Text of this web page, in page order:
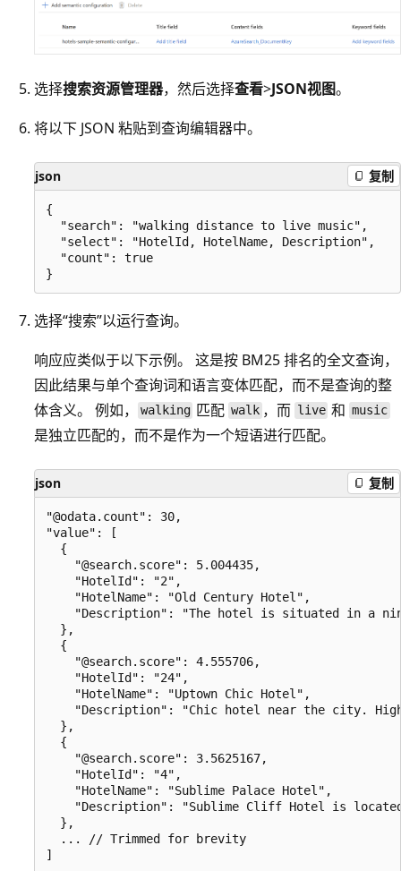
选择搜索资源管理器，然后选择查看>JSON视图。
将以下 JSON 粘贴到查询编辑器中。
json 复制
{
  "search": "walking distance to live music",
  "select": "HotelId, HotelName, Description",
  "count": true
选择“搜索”以运行查询。
响应应类似于以下示例。 这是按 BM25 排名的全文查询，
因此结果与单个查询词和语言变体匹配，而不是查询的整
体含义。 例如，
walking 匹配walk，而 live 和music
是独立匹配的，而不是作为一个短语进行匹配。
json 复制
"@odata.count": 30,
"value": [
  {
    "@search.score": 5.004435,
    "HotelId": "2",
    "HotelName": "Old Century Hotel",
"Description": "The hotel is situated in a
  },
  {
    "@search.score": 4.555706,
    "HotelId": "24",
    "HotelName": "Uptown Chic Hotel",
"Description": "Chic hotel near the city.
  },
  {
    "@search.score": 3.5625167,
    "HotelId": "4",
    "HotelName": "Sublime Palace Hotel",
"Description": "Sublime Cliff Hotel is
  },
  ... // Trimmed for brevity